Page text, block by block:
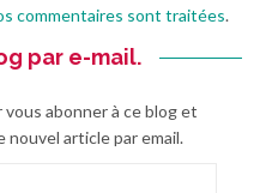
commentaires sont traitées.
par e-mail.
abonner à ce blog et
article par email.